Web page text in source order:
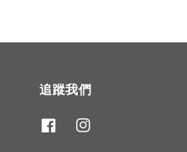
追蹤我們